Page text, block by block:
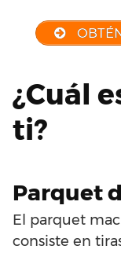
¿Cuál
ti?
Parquet
El parquet
consiste en